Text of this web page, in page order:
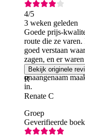
4/5
3 weken geleden
Goede prijs-
route die ze
goed verstaan
zagen, en er
veel lawaai
onaangenaam
in.
Bekijk originele
R
Renate C
Groep
Geverifieerde